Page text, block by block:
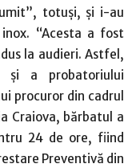
totuși, și i-au
“Acesta a fost
la audieri. Astfel,
și a probatoriului
procuror din cadrul
Craiova, bărbatul a
24 de ore, fiind
Preventivă din